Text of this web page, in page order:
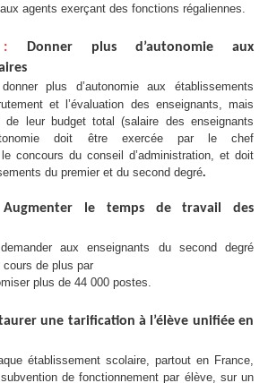
agents exerçant des fonctions régaliennes.
: Donner plus d’autonomie aux
plus d’autonomie aux établissements
et l’évaluation des enseignants, mais
leur budget total (salaire des enseignants
doit être exercée par le chef
concours du conseil d’administration, et doit
du premier et du second degré.
le temps de travail des
aux enseignants du second degré
cours de plus par
plus de 44 000 postes.
une tarification à l’élève unifiée en
établissement scolaire, partout en France,
de fonctionnement par élève, sur un